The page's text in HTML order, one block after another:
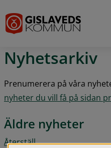
Nyhetsarkiv
Prenumerera på våra
nyheter du vill få på sidan
Äldre nyheter
Återställ